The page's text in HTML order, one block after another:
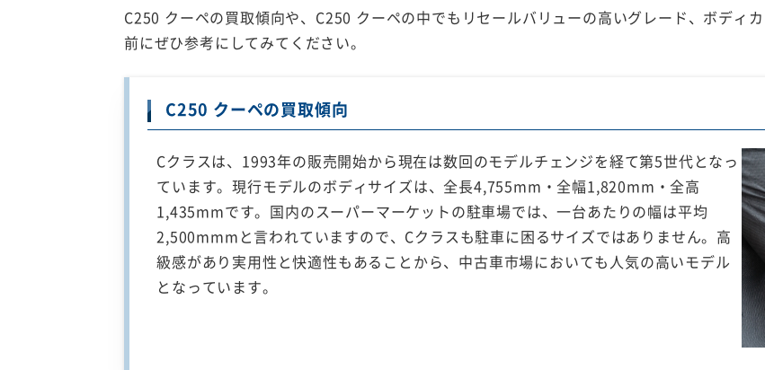
C250 クーペの買取傾向や、C250 クーペの中でもリセールバリューの高いグレード、ボディ
前にぜひ参考にしてみてください。
C250 クーペの買取傾向
Cクラスは、1993年の販売開始から現在は数回のモデルチェンジを経て第5世代となっ
ています。現行モデルのボディサイズは、全長4,755mm・全幅1,820mm・全高
1,435mmです。国内のスーパーマーケットの駐車場では、一台あたりの幅は平均
2,500mmmと言われていますので、Cクラスも駐車に困るサイズではありません。高
級感があり実用性と快適性もあることから、中古車市場においても人気の高いモデル
となっています。